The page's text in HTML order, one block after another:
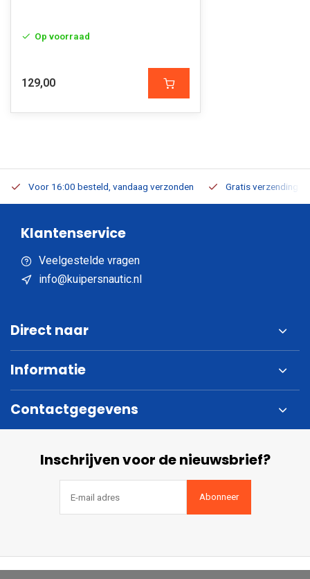
Op voorraad
129,00
Voor 16:00 besteld, vandaag verzonden Gratis verzending
Klantenservice
Veelgestelde vragen
info@kuipersnautic.nl
Direct naar
Informatie
Contactgegevens
Inschrijven voor de nieuwsbrief?
Abonneer